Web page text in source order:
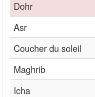
Dohr
Asr
Coucher du soleil
Maghrib
Icha